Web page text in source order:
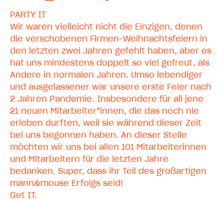
PARTY IT
Wir waren vielleicht nicht die Einzigen, denen
die verschobenen Firmen-Weihnachtsfeiern in
den letzten zwei Jahren gefehlt haben, aber es
hat uns mindestens doppelt so viel gefreut, als
Andere in normalen Jahren. Umso lebendiger
und ausgelassener war unsere erste Feier nach
2 Jahren Pandemie. Insbesondere für all jene
21 neuen Mitarbeiter*innen, die das noch nie
erleben durften, weil sie während dieser Zeit
bei uns begonnen haben. An dieser Stelle
möchten wir uns bei allen 101 Mitarbeiterinnen
und Mitarbeitern für die letzten Jahre
bedanken. Super, dass ihr Teil des großartigen
mann&mouse Erfolgs seid!
Get IT.